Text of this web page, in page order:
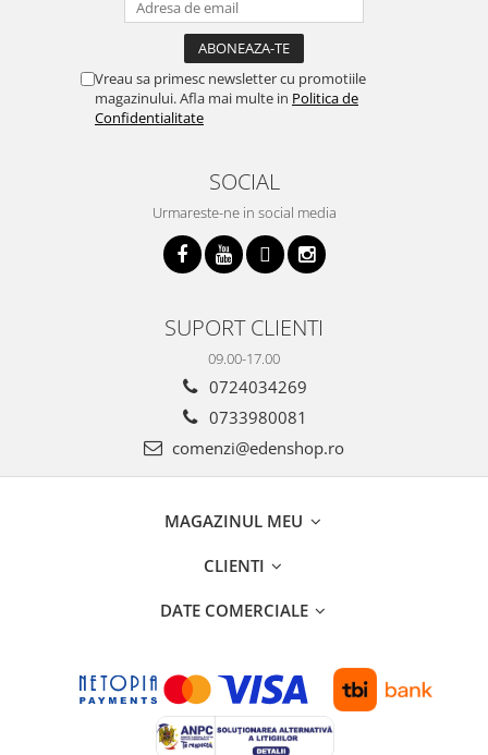
Vreau sa primesc newsletter cu promotiile
magazinului. Afla mai multe in Politica de
Confidentialitate
SOCIAL
Urmareste-ne in social media
SUPORT CLIENTI
09.00-17.00
0724034269
0733980081
comenzi@edenshop.ro
MAGAZINUL MEU
CLIENTI
DATE COMERCIALE